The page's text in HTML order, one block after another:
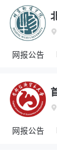

网报公告

网报公告